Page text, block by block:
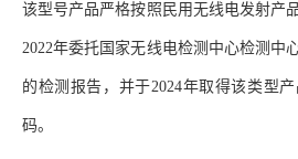
该型号产品严格按照民用无线电发射产
2022年委托国家无线电检测中心检测中
的检测报告，并于2024年取得该类型
码。